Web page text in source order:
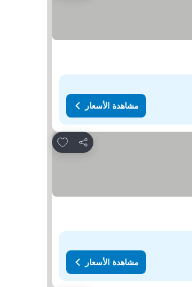
مشاهدة الأسعار
مشاركة
Add to favorites
مشاهدة الأسعار